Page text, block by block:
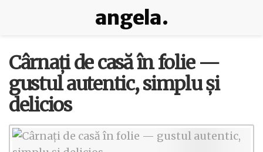
angela.
Cârnați de casă în folie —
gustul autentic, simplu și
delicios